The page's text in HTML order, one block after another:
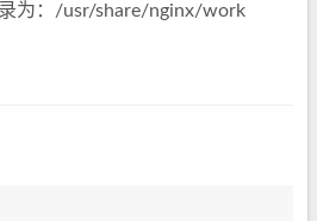
为：/usr/share/nginx/work